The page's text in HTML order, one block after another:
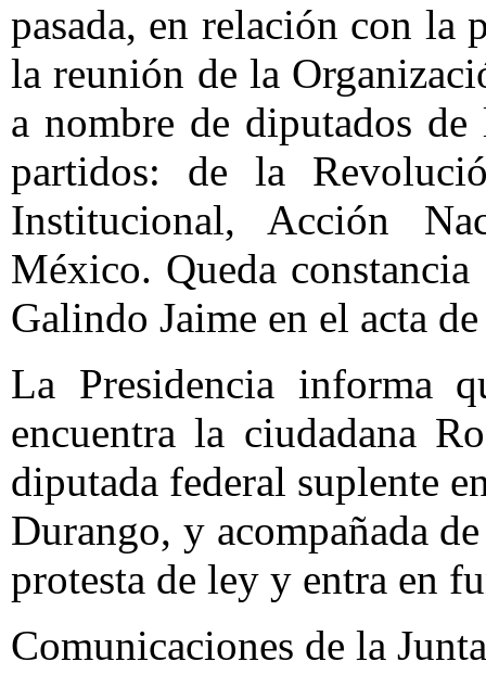
pasada, en relación con la
la reunión de la
a nombre de diputados
partidos: de la
Institucional, Acción
México. Queda
Galindo Jaime en el acta
La Presidencia informa
encuentra la ciudadana
diputada federal suplente
Durango, y acompañada
protesta de ley y entra en
Comunicaciones de la